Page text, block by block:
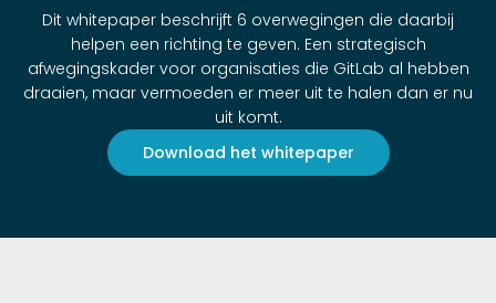
Dit whitepaper beschrijft 6 overwegingen die daarbij
helpen een richting te geven. Een strategisch
afwegingskader voor organisaties die GitLab al hebben
draaien, maar vermoeden er meer uit te halen dan er nu
uit komt.
Download het whitepaper